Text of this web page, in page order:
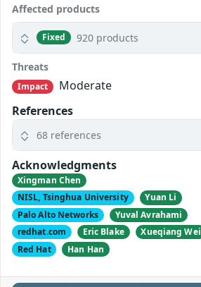
Affected products
Fixed 920 products
Threats
Impact
Moderate
References
68 references
Acknowledgments
Xingman Chen
NISL, Tsinghua University
Yuan Li
Palo Alto Networks
Yuval Avrahami
redhat.com
Eric Blake
Xueqiang Wei
Red Hat
Han Han